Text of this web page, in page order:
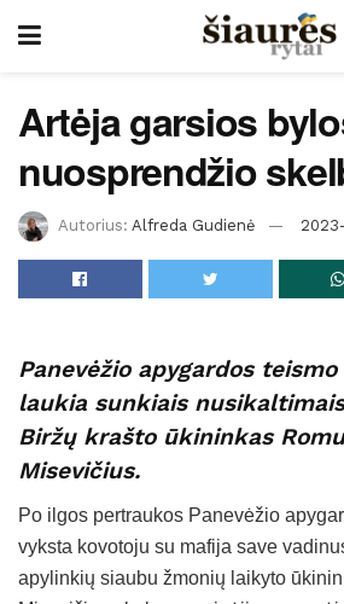
Artėja garsios
nuosprendžio
Autorius: Alfreda Gudienė
Panevėžio apygardos
laukia sunkiais
Biržų krašto ūkininkas
Misevičius.
Po ilgos pertraukos Panevėžio
vyksta kovotoju su mafija save
apylinkių siaubu žmonių laikyto